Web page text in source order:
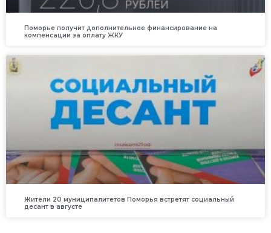
Поморье получит дополнительное финансирование на
компенсации за оплату ЖКУ
Жители 20 муниципалитетов Поморья встретят социальный
десант в августе